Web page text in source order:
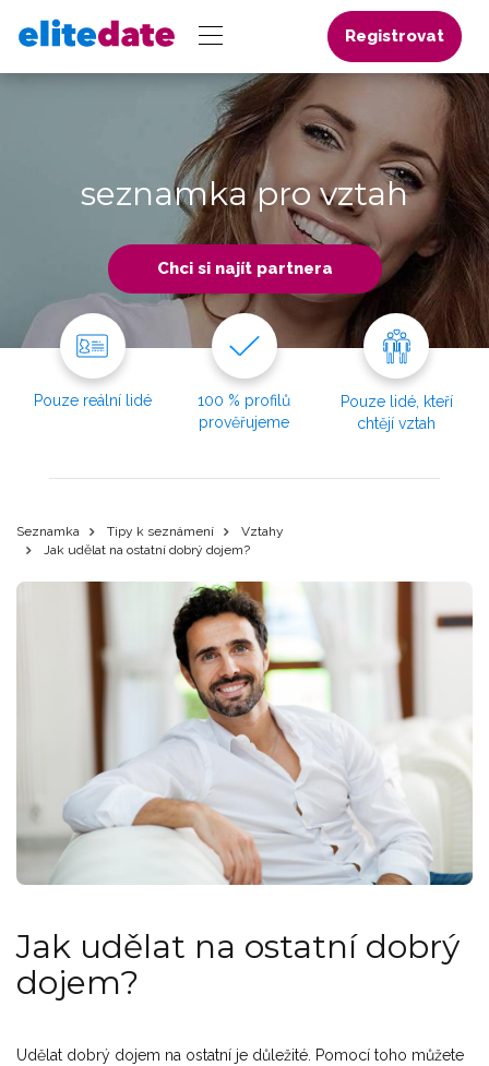
Registrovat
seznamka pro vztah
Chci si najít partnera
Pouze reální lidé
100 % profilů
prověřujeme
Pouze lidé, kteří
chtějí vztah
Seznamka Tipy k seznámení
Vztahy
Jak udělat na ostatní dobrý dojem?
Jak udělat na ostatní dobrý
dojem?
Udělat dobrý dojem na ostatní je důležité. Pomocí toho můžete